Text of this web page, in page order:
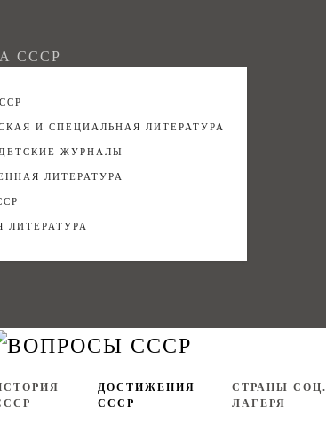
СССР
И СПЕЦИАЛЬНАЯ ЛИТЕРАТУРА
ЖУРНАЛЫ
ЛИТЕРАТУРА
ЛИТЕРАТУРА
ДОСТИЖЕНИЯ
СССР
СТРАНЫ СОЦ.
ЛАГЕРЯ